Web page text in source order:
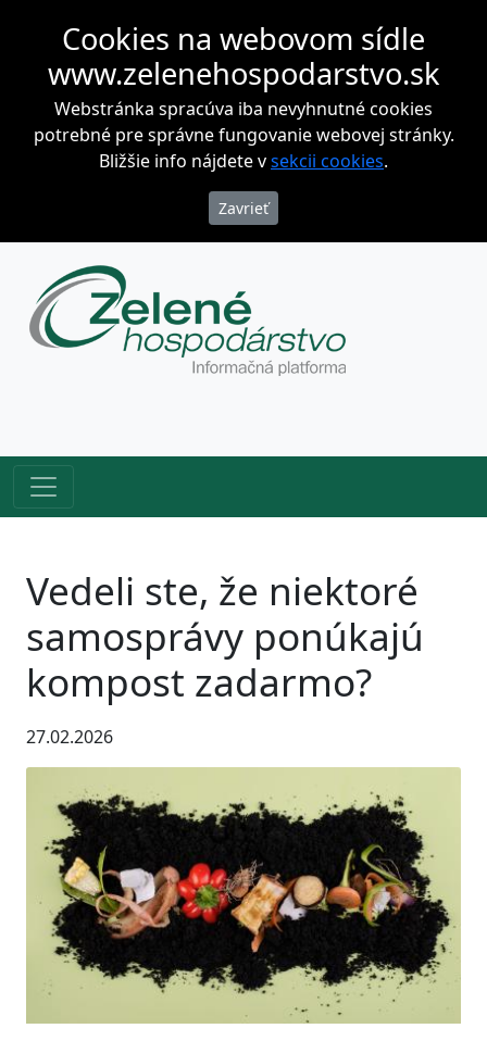
Cookies na webovom sídle
www.zelenehospodarstvo.sk
Webstránka spracúva iba nevyhnutné cookies
potrebné pre správne fungovanie webovej stránky.
Bližšie info nájdete vsekcii cookies.
Vedeli ste, že niektoré
samosprávy ponúkajú
kompost zadarmo?
27.02.2026